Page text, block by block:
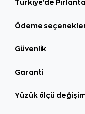
Türkiye'de
Ödeme
Güvenlik
Garanti
Yüzük ölçü